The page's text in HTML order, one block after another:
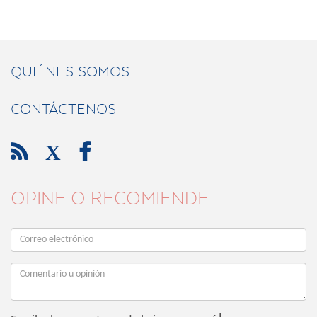
QUIÉNES SOMOS
CONTÁCTENOS
 X 
OPINE O RECOMIENDE